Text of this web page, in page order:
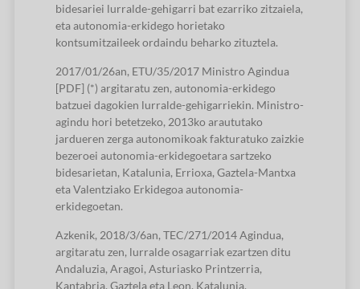
bidesariei lurralde-gehigarri bat ezarriko zitzaiela,
eta autonomia-erkidego horietako
kontsumitzaileek ordaindu beharko zituztela.
2017/01/26an, ETU/35/2017 Ministro Agindua
[PDF] (*) argitaratu zen, autonomia-erkidego
batzuei dagokien lurralde-gehigarriekin. Ministro-
agindu hori betetzeko, 2013ko araututako
jardueren zerga autonomikoak fakturatuko zaizkie
bezeroei autonomia-erkidegoetara sartzeko
bidesarietan, Katalunia, Errioxa, Gaztela-Mantxa
eta Valentziako Erkidegoa autonomia-
erkidegoetan.
Azkenik, 2018/3/6an, TEC/271/2014 Agindua,
argitaratu zen, lurralde osagarriak ezartzen ditu
Andaluzia, Aragoi, Asturiasko Printzerria,
Kantabria, Gaztela eta Leon, Katalunia,